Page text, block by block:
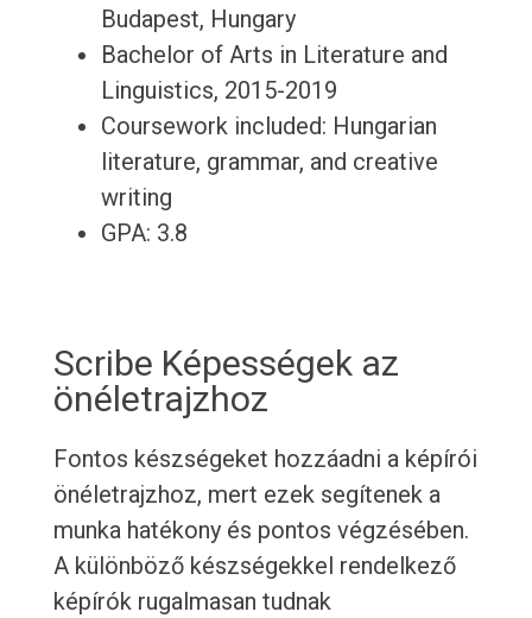
Budapest, Hungary
Bachelor of Arts in Literature and
Linguistics, 2015-2019
Coursework included: Hungarian
literature, grammar, and creative
writing
GPA: 3.8
Scribe Képességek az
önéletrajzhoz
Fontos készségeket hozzáadni a képírói
önéletrajzhoz, mert ezek segítenek a
munka hatékony és pontos végzésében.
A különböző készségekkel rendelkező
képírók rugalmasan tudnak